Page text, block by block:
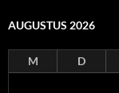
AUGUSTUS 2026
M D